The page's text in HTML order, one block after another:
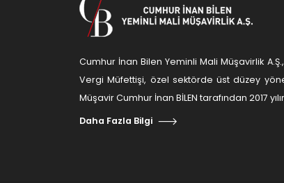
Cumhur İnan Bilen Yeminli Mali Müşavirlik
Vergi Müfettişi, özel sektörde üst düzey
Müşavir Cumhur İnan BİLEN tarafından 2017
Daha Fazla Bilgi